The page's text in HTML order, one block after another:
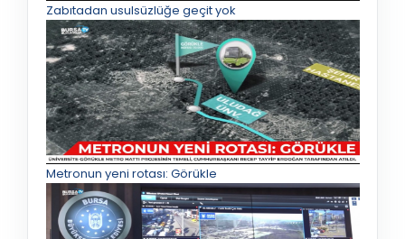
Zabıtadan usulsüzlüğe geçit yok
Metronun yeni rotası: Görükle